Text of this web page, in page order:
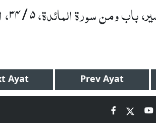
باب ومن سورۃ المائدۃ،۵ / ۳۴
Ayat Prev Ayat